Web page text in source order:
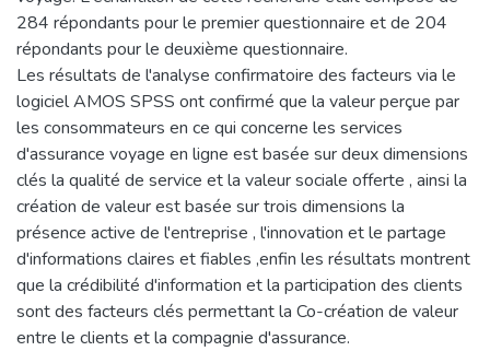
284 répondants pour le premier questionnaire et de 204
répondants pour le deuxième questionnaire.
Les résultats de l'analyse confirmatoire des facteurs via le
logiciel AMOS SPSS ont confirmé que la valeur perçue par
les consommateurs en ce qui concerne les services
d'assurance voyage en ligne est basée sur deux dimensions
clés la qualité de service et la valeur sociale offerte , ainsi la
création de valeur est basée sur trois dimensions la
présence active de l'entreprise , l'innovation et le partage
d'informations claires et fiables ,enfin les résultats montrent
que la crédibilité d'information et la participation des clients
sont des facteurs clés permettant la Co-création de valeur
entre le clients et la compagnie d'assurance.